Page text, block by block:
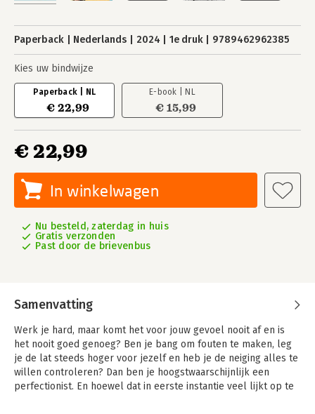
Paperback Nederlands 2024 1e druk 9789462962385
Kies uw bindwijze
Paperback | NL
€ 22,99
E-book | NL
€ 15,99
€ 22,99
In winkelwagen
Nu besteld, zaterdag in huis
Gratis verzonden
Past door de brievenbus
Samenvatting
Werk je hard, maar komt het voor jouw gevoel nooit af en is
het nooit goed genoeg? Ben je bang om fouten te maken, leg
je de lat steeds hoger voor jezelf en heb je de neiging alles te
willen controleren? Dan ben je hoogstwaarschijnlijk een
perfectionist. En hoewel dat in eerste instantie veel lijkt op te